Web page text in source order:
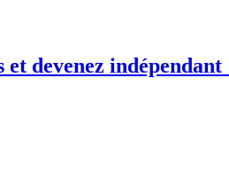
et devenez indépendant